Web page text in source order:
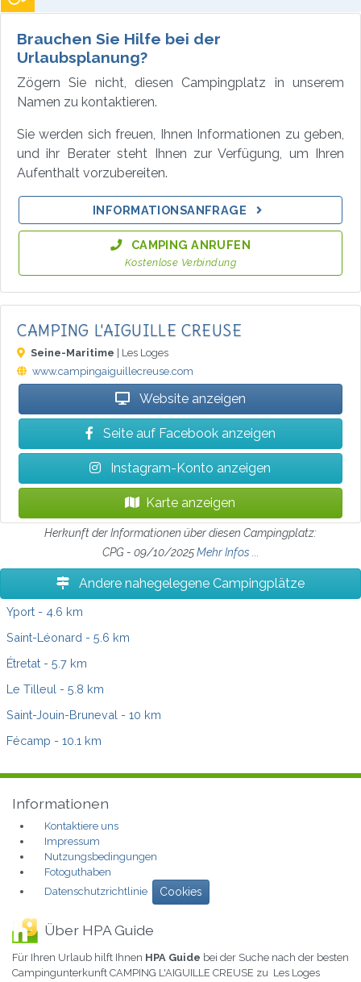
Brauchen Sie Hilfe bei der
Urlaubsplanung?
Zögern Sie nicht, diesen Campingplatz in unserem
Namen zu kontaktieren.
Sie werden sich freuen, Ihnen Informationen zu geben,
und ihr Berater steht Ihnen zur Verfügung, um Ihren
Aufenthalt vorzubereiten.
INFORMATIONSANFRAGE
CAMPING ANRUFEN
Kostenlose Verbindung
CAMPING L'AIGUILLE CREUSE
Seine-Maritime | Les Loges
www.campingaiguillecreuse.com
Website anzeigen
Seite auf Facebook anzeigen
Instagram-Konto anzeigen
Karte anzeigen
Herkunft der Informationen über diesen Campingplatz:
CPG - 09/10/2025Mehr Infos ...
Andere nahegelegene Campingplätze
Yport - 4.6 km
Saint-Léonard - 5.6 km
Étretat - 5.7 km
Le Tilleul - 5.8 km
Saint-Jouin-Bruneval - 10 km
Fécamp - 10.1 km
Informationen
Kontaktiere uns
Impressum
Nutzungsbedingungen
Fotoguthaben
Datenschutzrichtlinie
Cookies
Über HPA Guide
Für Ihren Urlaub hilft Ihnen HPA Guide bei der Suche nach der besten
Campingunterkunft CAMPING L'AIGUILLE CREUSE zu Les Loges